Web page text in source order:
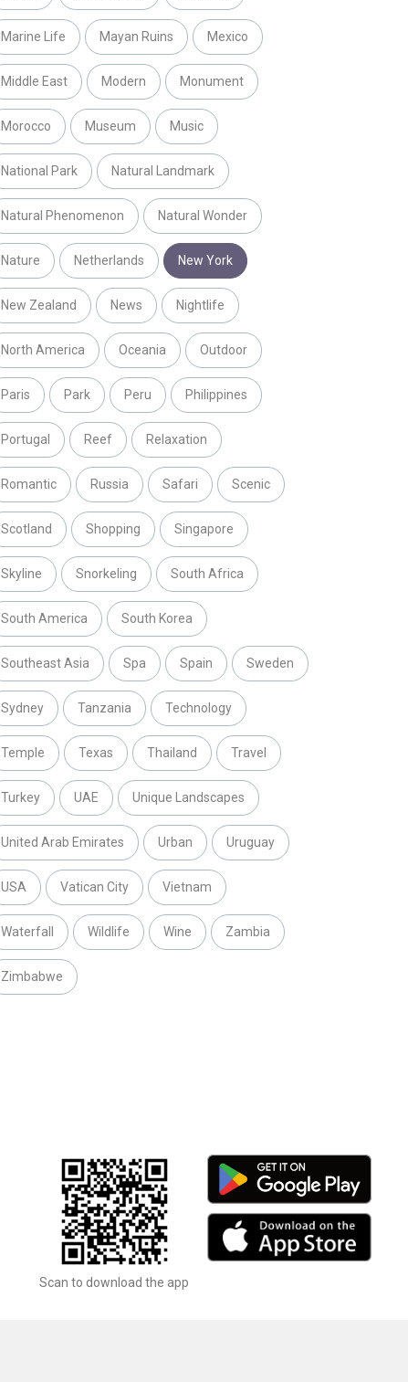
Marine Life Mayan Ruins Mexico
Middle East Modern Monument
Morocco Museum Music
National Park Natural Landmark
Natural Phenomenon Natural Wonder
Nature Netherlands New York
New Zealand News Nightlife
North America Oceania Outdoor
Paris Park Peru Philippines
Portugal Reef Relaxation
Romantic Russia Safari Scenic
Scotland Shopping Singapore
Skyline Snorkeling South Africa
South America South Korea
Southeast Asia Spa Spain Sweden
Sydney Tanzania Technology
Temple Texas Thailand Travel
Turkey UAE Unique Landscapes
United Arab Emirates Urban Uruguay
USA Vatican City Vietnam
Waterfall Wildlife Wine Zambia
Zimbabwe
Scan to download the app